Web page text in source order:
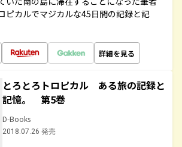
ピカルでマジカルな45日間の記録と記
詳細を見る
とろとろトロピカル ある旅の記録と
記憶。 第5巻
D-Books
2018.07.26 発売